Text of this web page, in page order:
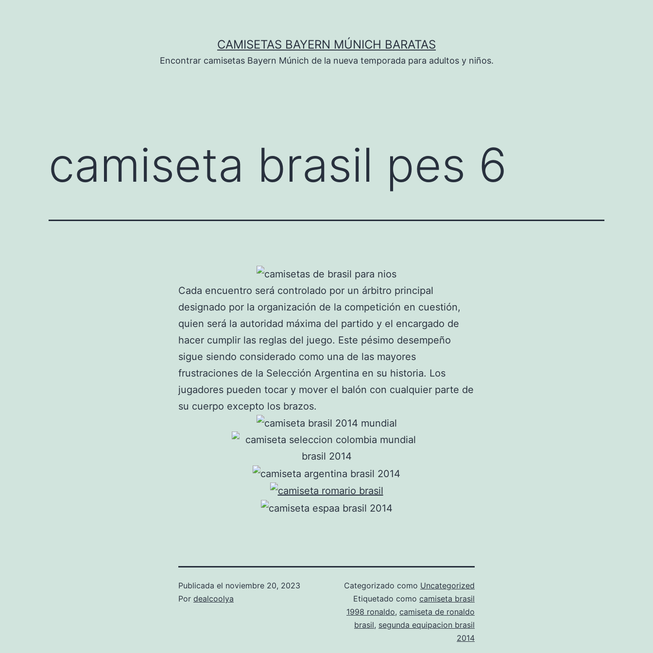
CAMISETAS BAYERN MÚNICH BARATAS
Encontrar camisetas Bayern Múnich de la nueva temporada para adultos y niños.
camiseta brasil pes 6
Cada encuentro será controlado por un árbitro principal
designado por la organización de la competición en cuestión,
quien será la autoridad máxima del partido y el encargado de
hacer cumplir las reglas del juego. Este pésimo desempeño
sigue siendo considerado como una de las mayores
frustraciones de la Selección Argentina en su historia. Los
jugadores pueden tocar y mover el balón con cualquier parte de
su cuerpo excepto los brazos.
Publicada el noviembre 20, 2023
Por dealcoolya
Categorizado como Uncategorized
Etiquetado como camiseta brasil
1998 ronaldo, camiseta de ronaldo
brasil, segunda equipacion brasil
2014